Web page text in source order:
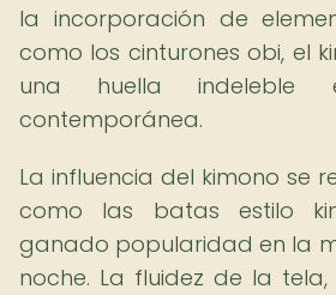
la incorporación de
como los cinturones obi, el
una huella
contemporánea.
La influencia del kimono se
como las batas estilo
ganado popularidad en la
noche. La fluidez de la